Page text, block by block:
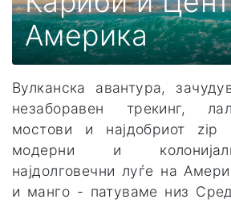
Америка
Вулканска авантура,
незаборавен трекинг,
мостови и најдобриот zip
модерни и
најдолговечни луѓе на
и манго - патуваме низ